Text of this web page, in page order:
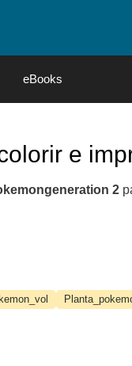
eBooks
e
2